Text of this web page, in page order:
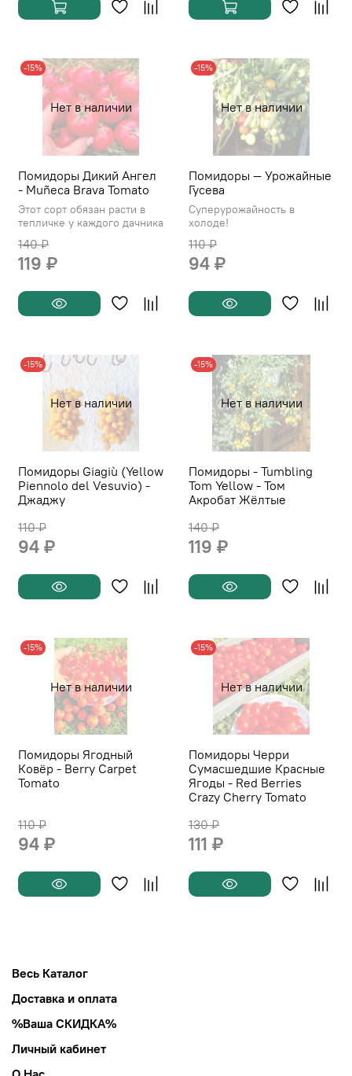
Нет в наличии
-15%
Помидоры Дикий Ангел
- Muñeca Brava Tomato
Этот сорт обязан расти в
тепличке у каждого дачника
140 ₽
119 ₽
Нет в наличии
-15%
Помидоры — Урожайные
Гусева
Суперурожайность в
холоде!
110 ₽
94 ₽
Нет в наличии
-15%
Помидоры Giagiù (Yellow
Piennolo del Vesuvio) -
Джаджу
110 ₽
94 ₽
Нет в наличии
-15%
Помидоры - Tumbling
Tom Yellow - Том
Акробат Жёлтые
140 ₽
119 ₽
Нет в наличии
-15%
Помидоры Ягодный
Ковёр - Berry Carpet
Tomato
110 ₽
94 ₽
Нет в наличии
-15%
Помидоры Черри
Сумасшедшие Красные
Ягоды - Red Berries
Crazy Cherry Tomato
130 ₽
111 ₽
Весь Каталог
Доставка и оплата
%Ваша СКИДКА%
Личный кабинет